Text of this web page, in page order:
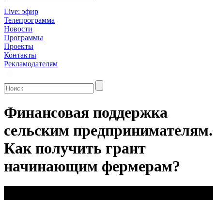
Live: эфир
Телепрограмма
Новости
Программы
Проекты
Контакты
Рекламодателям
Финансовая поддержка
сельским предпринимателям.
Как получить грант
начинающим фермерам?